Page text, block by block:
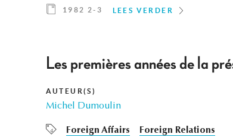
1982 2-3 LEES VERDER
Les premières années de la
AUTEUR(S)
Michel Dumoulin
Foreign Affairs Foreign Relations